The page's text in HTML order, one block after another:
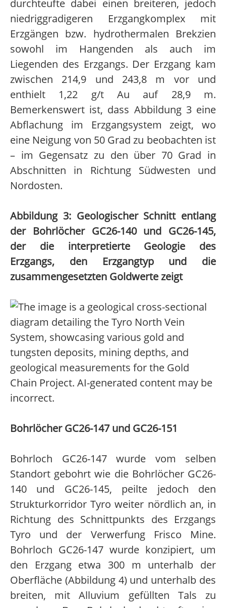
durchteufte dabei einen breiteren, jedoch
niedriggradigeren Erzgangkomplex mit
Erzgängen bzw. hydrothermalen Brekzien
sowohl im Hangenden als auch im
Liegenden des Erzgangs. Der Erzgang kam
zwischen 214,9 und 243,8 m vor und
enthielt 1,22 g/t Au auf 28,9 m.
Bemerkenswert ist, dass Abbildung 3 eine
Abflachung im Erzgangsystem zeigt, wo
eine Neigung von 50 Grad zu beobachten ist
– im Gegensatz zu den über 70 Grad in
Abschnitten in Richtung Südwesten und
Nordosten.
Abbildung 3: Geologischer Schnitt entlang
der Bohrlöcher GC26-140 und GC26-145,
der die interpretierte Geologie des
Erzgangs, den Erzgangtyp und die
zusammengesetzten Goldwerte zeigt
Bohrlöcher GC26-147 und GC26-151
Bohrloch GC26-147 wurde vom selben
Standort gebohrt wie die Bohrlöcher GC26-
140 und GC26-145, peilte jedoch den
Strukturkorridor Tyro weiter nördlich an, in
Richtung des Schnittpunkts des Erzgangs
Tyro und der Verwerfung Frisco Mine.
Bohrloch GC26-147 wurde konzipiert, um
den Erzgang etwa 300 m unterhalb der
Oberfläche (Abbildung 4) und unterhalb des
breiten, mit Alluvium gefüllten Tals zu